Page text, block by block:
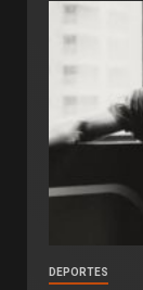
DEPORTES